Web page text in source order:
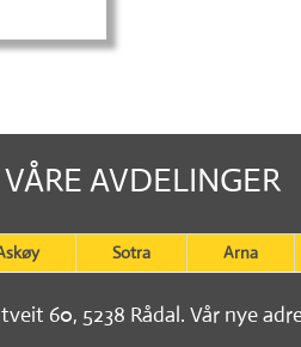
VÅRE AVDELINGER
Sotra Arna
60, 5238 Rådal. Vår nye